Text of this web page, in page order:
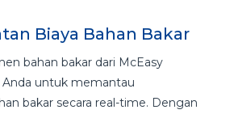
Biaya Bahan Bakar
bahan bakar dari McEasy
untuk memantau
bakar secara real-time. Dengan